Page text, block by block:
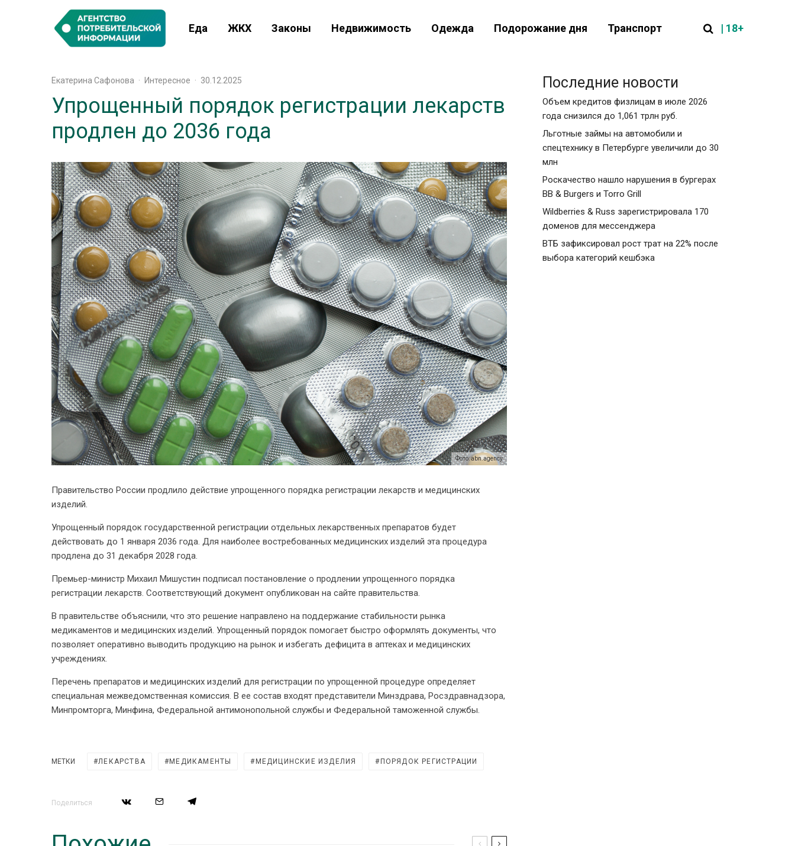
Еда ЖКХ Законы Недвижимость Одежда Подорожание дня Транспорт | 18+
Екатерина Сафонова · Интересное · 30.12.2025
Упрощенный порядок регистрации лекарств
продлен до 2036 года
Фото: abn.agency
Правительство России продлило действие упрощенного порядка регистрации лекарств и медицинских
изделий.
Упрощенный порядок государственной регистрации отдельных лекарственных препаратов будет
действовать до 1 января 2036 года. Для наиболее востребованных медицинских изделий эта процедура
продлена до 31 декабря 2028 года.
Премьер-министр Михаил Мишустин подписал постановление о продлении упрощенного порядка
регистрации лекарств. Соответствующий документ опубликован на сайте правительства.
В правительстве объяснили, что это решение направлено на поддержание стабильности рынка
медикаментов и медицинских изделий. Упрощенный порядок помогает быстро оформлять документы, что
позволяет оперативно выводить продукцию на рынок и избегать дефицита в аптеках и медицинских
учреждениях.
Перечень препаратов и медицинских изделий для регистрации по упрощенной процедуре определяет
специальная межведомственная комиссия. В ее состав входят представители Минздрава, Росздравнадзора,
Минпромторга, Минфина, Федеральной антимонопольной службы и Федеральной таможенной службы.
МЕТКИ ЛЕКАРСТВА МЕДИКАМЕНТЫ МЕДИЦИНСКИЕ ИЗДЕЛИЯ ПОРЯДОК РЕГИСТРАЦИИ
Поделиться
Последние новости
Объем кредитов физлицам в июле 2026
года снизился до 1,061 трлн руб.
Льготные займы на автомобили и
спецтехнику в Петербурге увеличили до 30
млн
Роскачество нашло нарушения в бургерах
BB & Burgers и Torro Grill
Wildberries & Russ зарегистрировала 170
доменов для мессенджера
ВТБ зафиксировал рост трат на 22% после
выбора категорий кешбэка